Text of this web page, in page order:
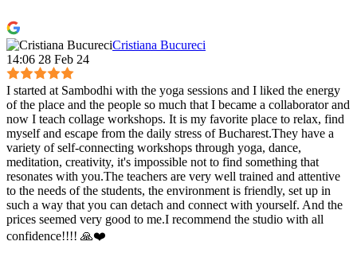
Cristiana Bucureci
14:06 28 Feb 24
I started at Sambodhi with the yoga sessions and I liked the energy
of the place and the people so much that I became a collaborator and
now I teach collage workshops. It is my favorite place to relax, find
myself and escape from the daily stress of Bucharest.They have a
variety of self-connecting workshops through yoga, dance,
meditation, creativity, it's impossible not to find something that
resonates with you.The teachers are very well trained and attentive
to the needs of the students, the environment is friendly, set up in
such a way that you can detach and connect with yourself. And the
prices seemed very good to me.I recommend the studio with all
confidence!!!! 🙏❤️